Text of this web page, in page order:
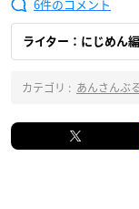
6
ライター：にじめん
カテゴリ : あんさんぶ